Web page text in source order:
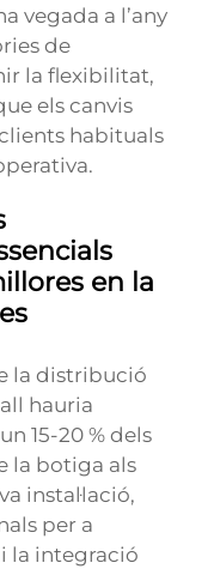
vegada a l’any
de
la flexibilitat,
els canvis
habituals
en la
la distribució
hauria
15-20 % dels
la botiga als
instal·lació,
per a
la integració